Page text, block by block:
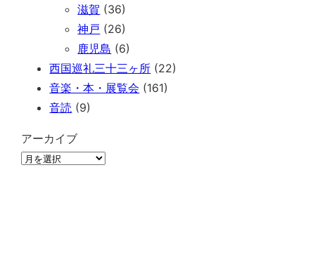
滋賀 (36)
神戸 (26)
鹿児島 (6)
西国巡礼三十三ヶ所 (22)
音楽・本・展覧会 (161)
音読 (9)
アーカイブ